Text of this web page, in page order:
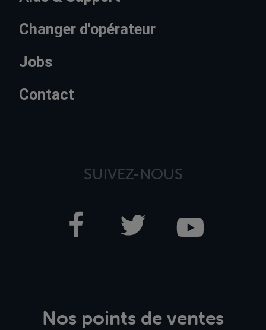
Changer d'opérateur
Jobs
Contact
SUIVEZ-NOUS
Nos points de ventes